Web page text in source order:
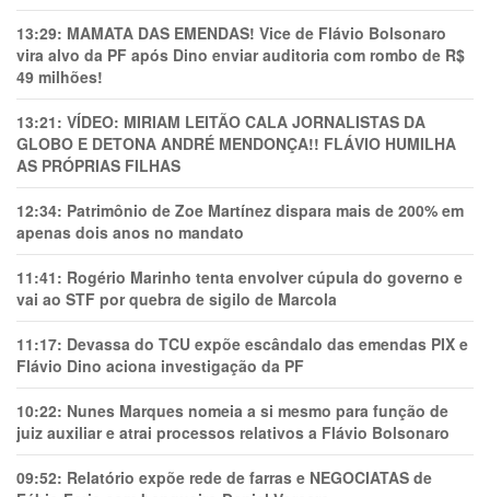
13:29: MAMATA DAS EMENDAS! Vice de Flávio Bolsonaro
vira alvo da PF após Dino enviar auditoria com rombo de R$
49 milhões!
13:21: VÍDEO: MIRIAM LEITÃO CALA JORNALISTAS DA
GLOBO E DETONA ANDRÉ MENDONÇA!! FLÁVIO HUMILHA
AS PRÓPRIAS FILHAS
12:34: Patrimônio de Zoe Martínez dispara mais de 200% em
apenas dois anos no mandato
11:41: Rogério Marinho tenta envolver cúpula do governo e
vai ao STF por quebra de sigilo de Marcola
11:17: Devassa do TCU expõe escândalo das emendas PIX e
Flávio Dino aciona investigação da PF
10:22: Nunes Marques nomeia a si mesmo para função de
juiz auxiliar e atrai processos relativos a Flávio Bolsonaro
09:52: Relatório expõe rede de farras e NEGOCIATAS de